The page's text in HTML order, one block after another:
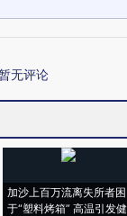
无评论
加沙上百万流离失所者困
于“塑料烤箱” 高温引发健